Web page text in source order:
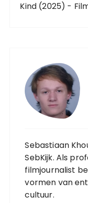
Kind (2025) -
Sebastiaan
SebKijk. Als
filmjournalist
vormen van
cultuur.